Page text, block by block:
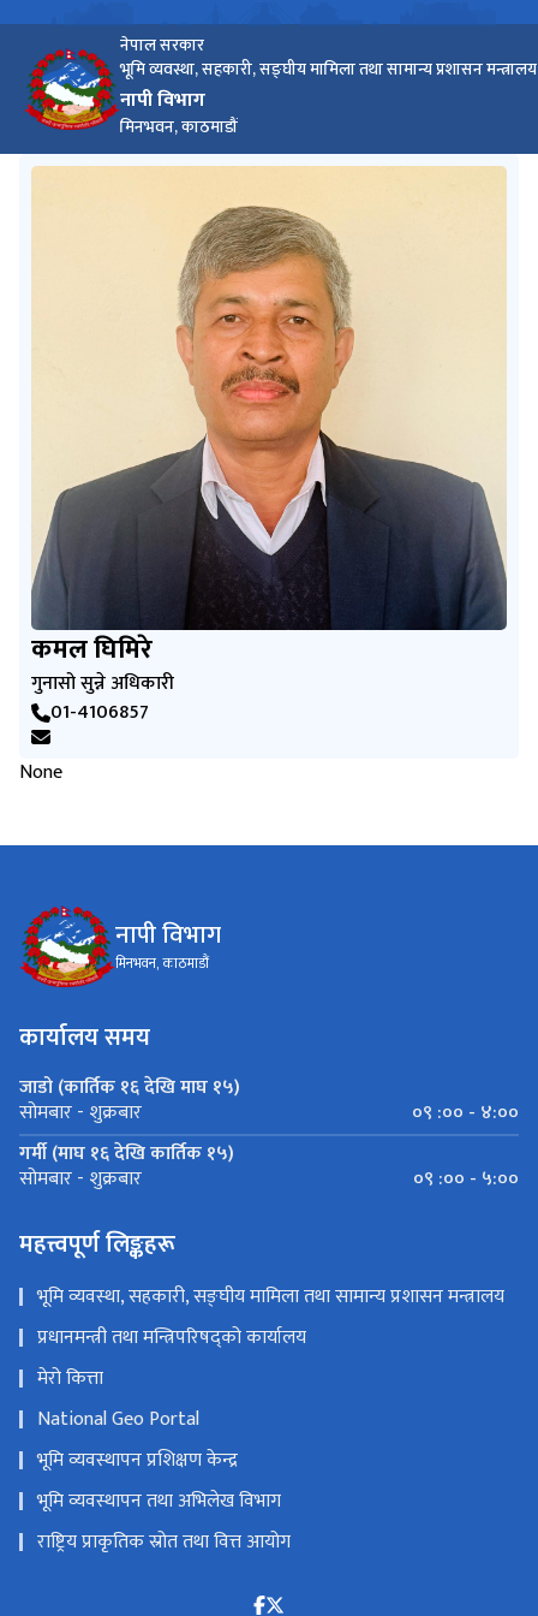
नेपाल सरकार
भूमि व्यवस्था, सहकारी, सङ्घीय मामिला तथा सामान्य प्रशासन मन्त्रालय
नापी विभाग
मिनभवन, काठमाडौं
कमल घिमिरे
गुनासो सुन्ने अधिकारी
01-4106857
None
नापी विभाग
मिनभवन, काठमाडौं
कार्यालय समय
जाडो (कार्तिक १६ देखि माघ १५)
सोमबार - शुक्रबार
०९ :०० - ४:००
गर्मी (माघ १६ देखि कार्तिक १५)
सोमबार - शुक्रबार ०९ :०० - ५:००
महत्त्वपूर्ण लिङ्कहरू
भूमि व्यवस्था, सहकारी, सङ्घीय मामिला तथा सामान्य प्रशासन मन्त्रालय
प्रधानमन्त्री तथा मन्त्रिपरिषद्को कार्यालय
मेरो कित्ता
National Geo Portal
भूमि व्यवस्थापन प्रशिक्षण केन्द्र
भूमि व्यवस्थापन तथा अभिलेख विभाग
राष्ट्रिय प्राकृतिक स्रोत तथा वित्त आयोग